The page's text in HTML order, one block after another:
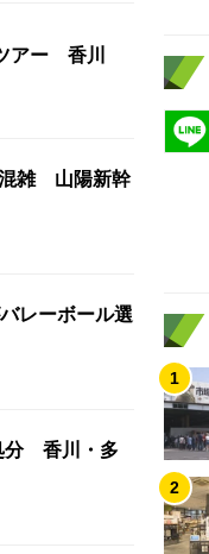
アー 香川
雑 山陽新幹
レーボール選
分 香川・多
1
2